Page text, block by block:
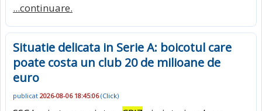
...continuare.
Situatie delicata in Serie A: boicotul care
poate costa un club 20 de milioane de
euro
publicat 2026-08-06 18:45:06(Click)